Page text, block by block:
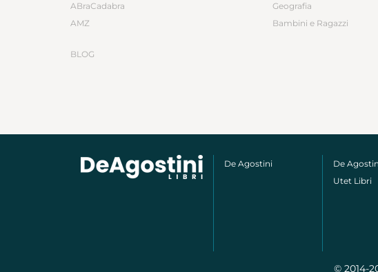
ABraCadabra
AMZ
BLOG
Geografia
Bambini e Ragazzi
De Agostini
De
Utet Libri
© 2014-